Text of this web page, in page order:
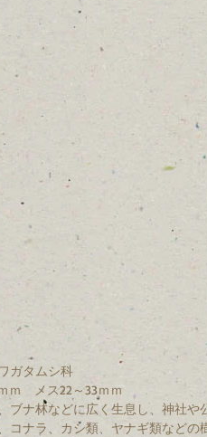
ガタムシ科
ｍ　メス22～33ｍｍ
ブナ林などに広く生息し、神社や
コナラ、カシ類、ヤナギ類などの